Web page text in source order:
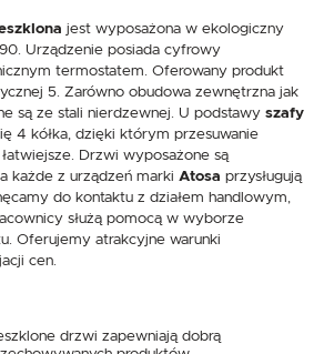
jest wyposażona w ekologiczny
Urządzenie posiada cyfrowy
termostatem. Oferowany produkt
5. Zarówno obudowa zewnętrzna jak
są ze stali nierdzewnej. U podstawy szafy
4 kółka, dzięki którym przesuwanie
Drzwi wyposażone są
każde z urządzeń marki Atosa przysługują
do kontaktu z działem handlowym,
służą pomocą w wyborze
Oferujemy atrakcyjne warunki
cen.
drzwi zapewniają dobrą